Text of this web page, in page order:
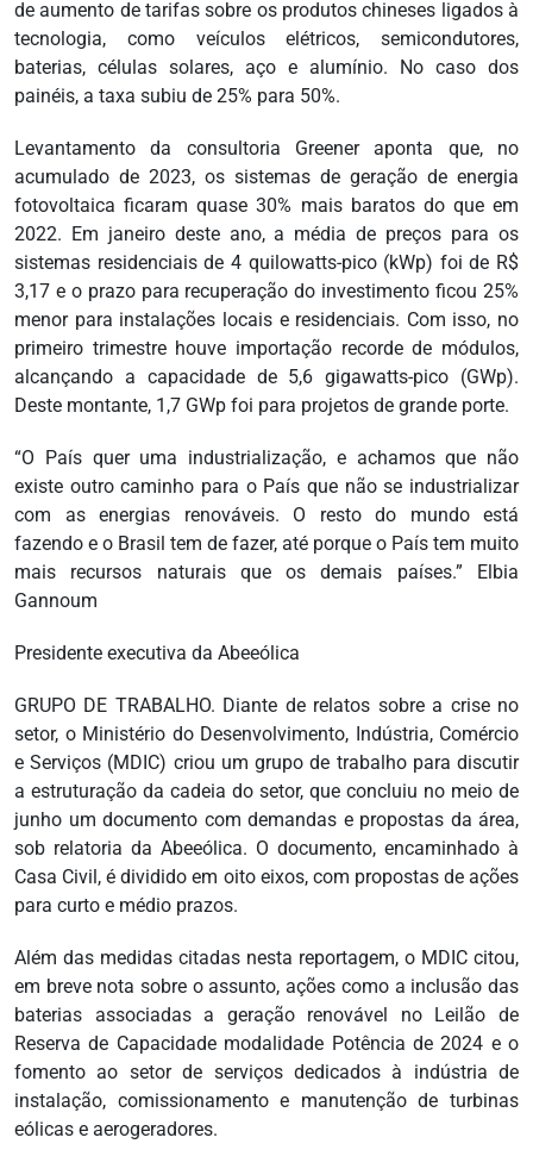
de aumento de tarifas sobre os produtos chineses ligados à
tecnologia, como veículos elétricos, semicondutores,
baterias, células solares, aço e alumínio. No caso dos
painéis, a taxa subiu de 25% para 50%.
Levantamento da consultoria Greener aponta que, no
acumulado de 2023, os sistemas de geração de energia
fotovoltaica ficaram quase 30% mais baratos do que em
2022. Em janeiro deste ano, a média de preços para os
sistemas residenciais de 4 quilowatts-pico (kWp) foi de R$
3,17 e o prazo para recuperação do investimento ficou 25%
menor para instalações locais e residenciais. Com isso, no
primeiro trimestre houve importação recorde de módulos,
alcançando a capacidade de 5,6 gigawatts-pico (GWp).
Deste montante, 1,7 GWp foi para projetos de grande porte.
“O País quer uma industrialização, e achamos que não
existe outro caminho para o País que não se industrializar
com as energias renováveis. O resto do mundo está
fazendo e o Brasil tem de fazer, até porque o País tem muito
mais recursos naturais que os demais países.” Elbia
Gannoum
Presidente executiva da Abeeólica
GRUPO DE TRABALHO. Diante de relatos sobre a crise no
setor, o Ministério do Desenvolvimento, Indústria, Comércio
e Serviços (MDIC) criou um grupo de trabalho para discutir
a estruturação da cadeia do setor, que concluiu no meio de
junho um documento com demandas e propostas da área,
sob relatoria da Abeeólica. O documento, encaminhado à
Casa Civil, é dividido em oito eixos, com propostas de ações
para curto e médio prazos.
Além das medidas citadas nesta reportagem, o MDIC citou,
em breve nota sobre o assunto, ações como a inclusão das
baterias associadas a geração renovável no Leilão de
Reserva de Capacidade modalidade Potência de 2024 e o
fomento ao setor de serviços dedicados à indústria de
instalação, comissionamento e manutenção de turbinas
eólicas e aerogeradores.